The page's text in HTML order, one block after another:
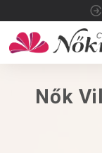
Nők